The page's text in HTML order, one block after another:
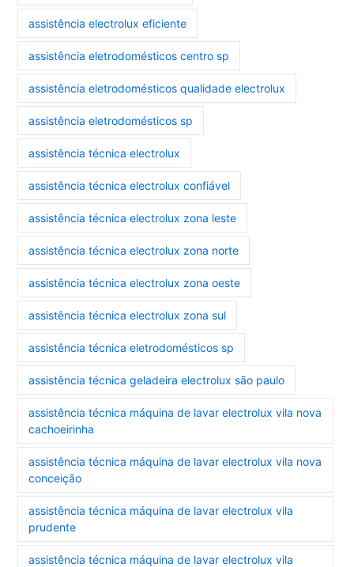
assistência electrolux eficiente
assistência eletrodomésticos centro sp
assistência eletrodomésticos qualidade electrolux
assistência eletrodomésticos sp
assistência técnica electrolux
assistência técnica electrolux confiável
assistência técnica electrolux zona leste
assistência técnica electrolux zona norte
assistência técnica electrolux zona oeste
assistência técnica electrolux zona sul
assistência técnica eletrodomésticos sp
assistência técnica geladeira electrolux são paulo
assistência técnica máquina de lavar electrolux vila nova
cachoeirinha
assistência técnica máquina de lavar electrolux vila nova
conceição
assistência técnica máquina de lavar electrolux vila
prudente
assistência técnica máquina de lavar electrolux vila